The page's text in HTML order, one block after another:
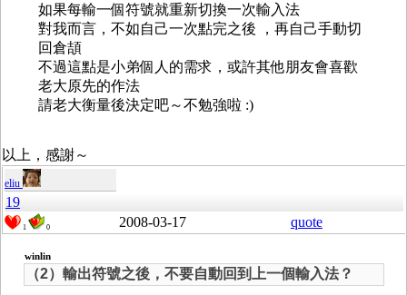
如果每輸一個符號就重新切換一次輸入法
對我而言，不如自己一次點完之後 ，再自己手動切
回倉頡
不過這點是小弟個人的需求，或許其他朋友會喜歡
老大原先的作法
請老大衡量後決定吧～不勉強啦 :)
以上，感謝～
eliu
19
1 0 2008-03-17 quote
winlin
（2）輸出符號之後，不要自動回到上一個輸入法？